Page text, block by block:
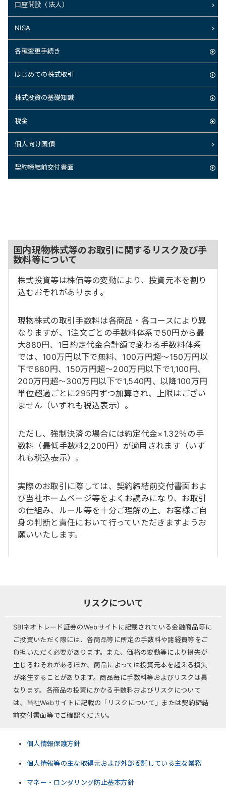
口座開設（法人）
NISA
各種変更手続き
はじめての株式取引
株式投資の基礎知識
税金
個人向け国債
契約締結前交付書面
国内現物株式等のお取引に関するリスク及び手
数料等について
株式投資等は株価等の変動により、投資元本を割り
込むおそれがあります。
現物株式の取引手数料は各商品・各コースにより異
なりますが、1注文ごとの手数料体系で50円から最
大880円、1日約定代金合計額で変わる手数料体系
では、100万円以下で無料、100万円超～150万円以
下で880円、150万円超～200万円以下で1,100円、
200万円超～300万円以下で1,540円、以降100万円
単位超過ごとに295円ずつ加算され、上限はござい
ません（いずれも税込表示）。
ただし、強制決済の場合には約定代金×1.32％の手
数料（最低手数料2,200円）が適用されます（いず
れも税込表示）。
実際のお取引に際しては、契約締結前交付書面およ
び当社ホームページ等をよくお読みになり、お取引
の仕組み、ルール等を十分ご理解の上、お客様ご自
身の判断と責任において行っていただきますようお
願いいたします。
リスクについて
SBIネオトレード証券のWebサイトに記載されている金融商品等に
ご投資いただく際には、各商品等に所定の手数料や諸経費等をご
負担いただく必要があります。また、価格の変動等により損失が
生じるおそれがあるほか、商品によっては投資元本を超える損失
が発生することがあります。商品毎に手数料等およびリスクは異
なります。各商品の投資にかかる手数料およびリスクについて
は、当社Webサイトに記載の「リスクについて」または契約締結
前交付書面等でご確認ください。
個人情報保護方針
個人情報等の主な取得元および外部委託している主な業務
マネー・ロンダリング防止基本方針